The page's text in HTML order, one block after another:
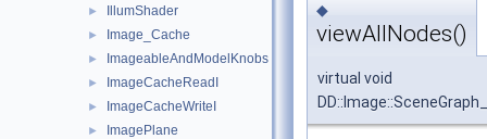
► IllumShader
► Image_Cache
► ImageableAndModelKnobs
► ImageCacheReadI
► ImageCacheWriteI
► ImagePlane
◆
viewAllNodes()
virtual void